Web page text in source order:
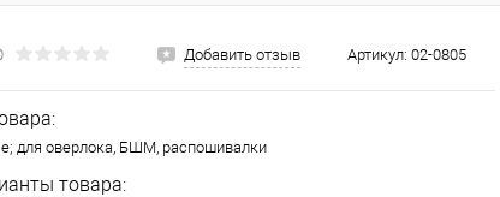
Добавить отзыв Артикул: 02-0805
для оверлока, БШМ, распошивалки
товара: